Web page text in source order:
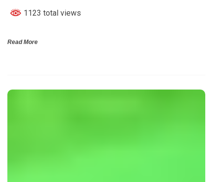
1123 total views
Read More